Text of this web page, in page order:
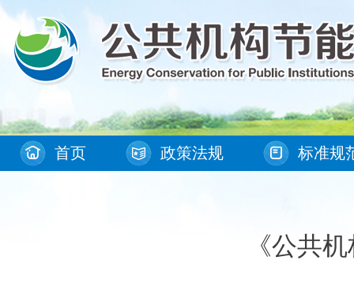
首页 政策法规 标准规
《公共